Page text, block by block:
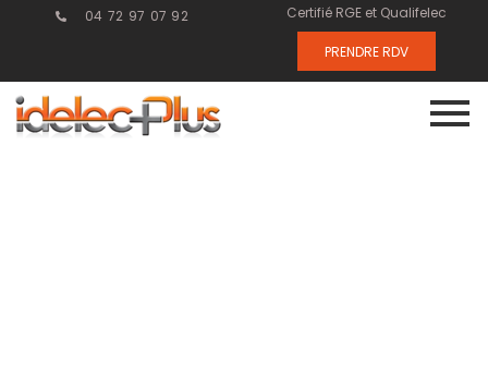
04 72 97 07 92 Certifié RGE et Qualifelec
PRENDRE RDV